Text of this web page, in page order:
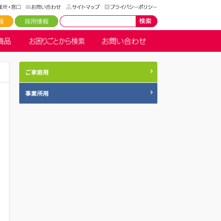
ご家庭用
事業所用